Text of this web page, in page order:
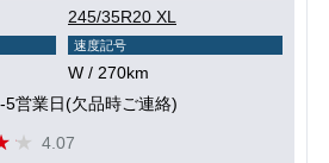
245/35R20 XL
速度記号
W / 270km
5営業日(欠品時ご連絡)
4.07